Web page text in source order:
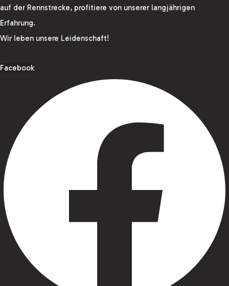
auf der Rennstrecke, profitiere von unserer langjährigen
Erfahrung.
Wir leben unsere Leidenschaft!
Facebook